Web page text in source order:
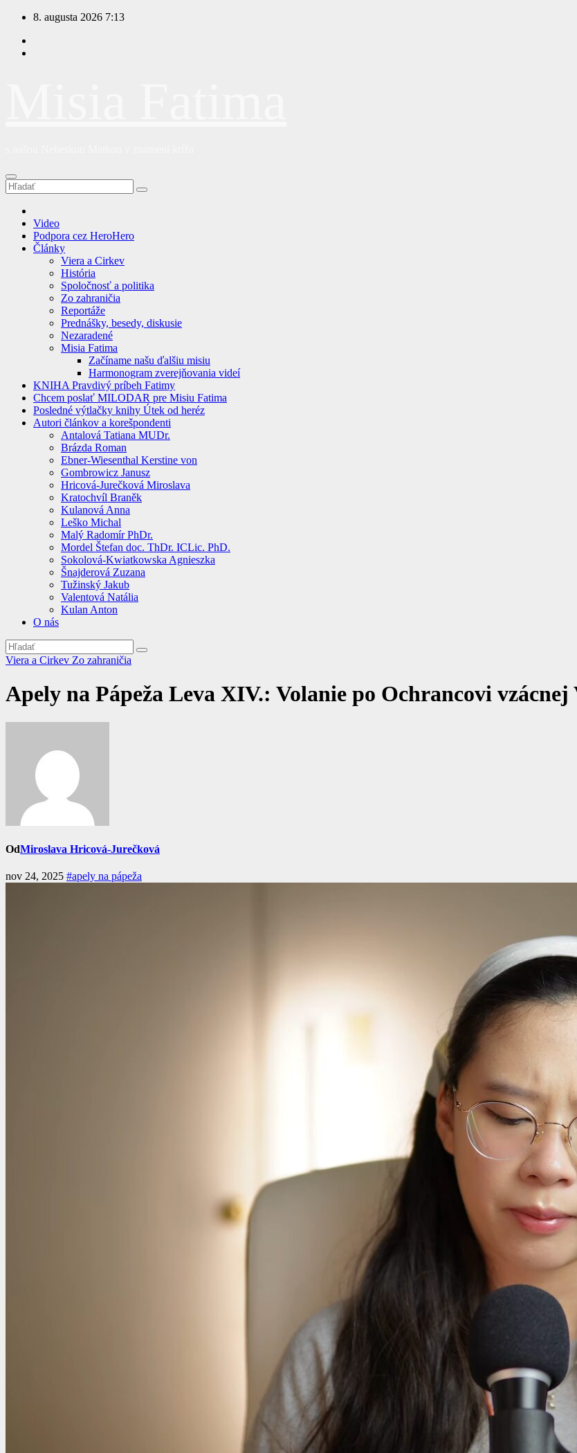
Prejsť
obsah
8. augusta 2026 7:13
Video
Podpora cez HeroHero
Články
Viera a Cirkev
História
Spoločnosť a politika
Zo zahraničia
Reportáže
Prednášky, besedy, diskusie
Nezaradené
Misia Fatima
Začíname našu ďalšiu misiu
Harmonogram zverejňovania videí
KNIHA Pravdivý príbeh Fatimy
Chcem poslať MILODAR pre Misiu Fatima
Posledné výtlačky knihy Útek od heréz
Autori článkov a korešpondenti
Antalová Tatiana MUDr.
Brázda Roman
Ebner-Wiesenthal Kerstine von
Gombrowicz Janusz
Hricová-Jurečková Miroslava
Kratochvíl Braněk
Kulanová Anna
Leško Michal
Malý Radomír PhDr.
Mordel Štefan doc. ThDr. ICLic. PhD.
Sokolová-Kwiatkowska Agnieszka
Šnajderová Zuzana
Tužinský Jakub
Valentová Natália
Kulan Anton
O nás
Viera a Cirkev Zo zahraničia
Apely na Pápeža Leva XIV.: Volanie po Ochrancovi
OdMiroslava Hricová-Jurečková
nov 24, 2025 #apely na pápeža